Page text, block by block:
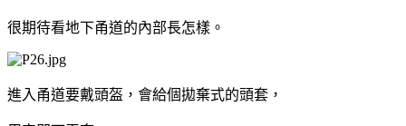
很期待看地下甬道的內部長怎樣。
進入甬道要戴頭盔，會給個拋棄式的頭套，